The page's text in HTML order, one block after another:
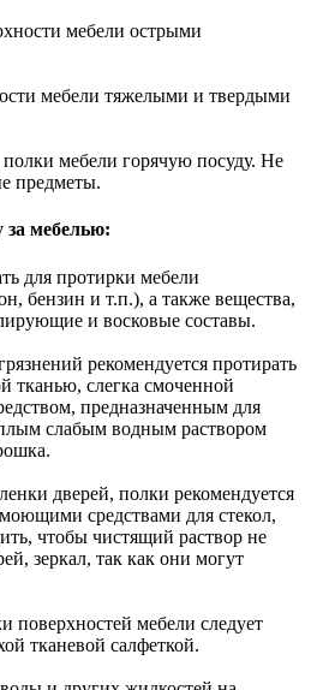
мебели острыми
мебели тяжелыми и твердыми
мебели горячую посуду. Не
предметы.
за мебелью:
для протирки мебели
бензин и т.п.), а также вещества,
и восковые составы.
рекомендуется протирать
тканью, слегка смоченной
предназначенным для
слабым водным раствором
дверей, полки рекомендуется
средствами для стекол,
чтобы чистящий раствор не
зеркал, так как они могут
поверхностей мебели следует
тканевой салфеткой.